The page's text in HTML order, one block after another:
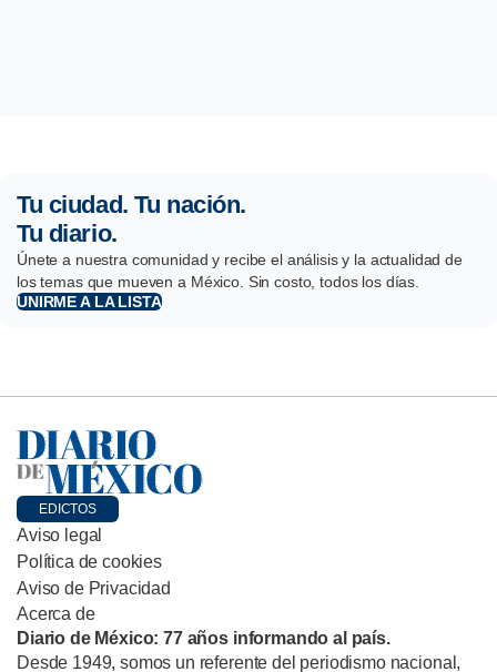
Tu ciudad. Tu nación.
Tu diario.
Únete a nuestra comunidad y recibe el análisis y la actualidad de
los temas que mueven a México. Sin costo, todos los días.
UNIRME A LA LISTA
EDICTOS
Aviso legal
Política de cookies
Aviso de Privacidad
Acerca de
Diario de México: 77 años informando al país.
Desde 1949, somos un referente del periodismo nacional,